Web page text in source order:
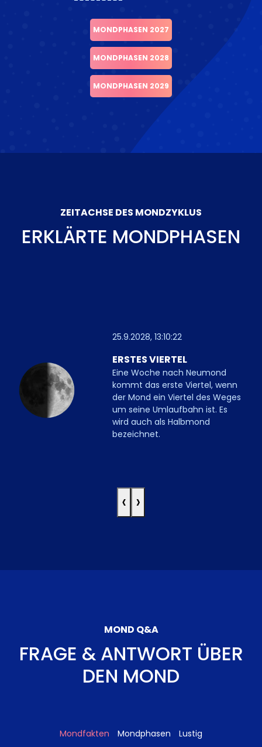
MONDPHASEN 2027
MONDPHASEN 2028
MONDPHASEN 2029
ZEITACHSE DES MONDZYKLUS
ERKLÄRTE MONDPHASEN
25.9.2028, 13:10:22
ERSTES VIERTEL
Eine Woche nach Neumond
kommt das erste Viertel, wenn
der Mond ein Viertel des Weges
um seine Umlaufbahn ist. Es
wird auch als Halbmond
bezeichnet.
‹ ›
MOND Q&A
FRAGE & ANTWORT ÜBER
DEN MOND
Mondfakten Mondphasen Lustig